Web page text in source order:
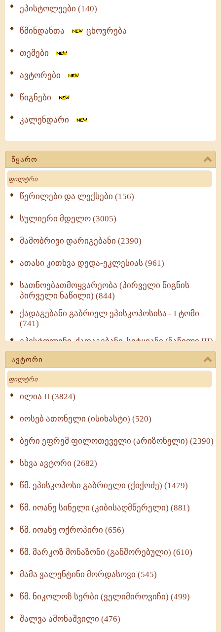
ეპისტოლეები (140)
წმინდანთა ცხოვრება
თემები
ავტორები
წიგნები
კალენდარი
წყარო
Search
წერილები და ლექსები (156)
სულიერი მდელო (3005)
მამობრივი დარიგებანი (2390)
ათასი კითხვა დედა-ეკლესიას (961)
სათნოებათმოყვარეობა (პირველი წიგნის
პირველი ნაწილი) (844)
ქადაგებანი გაბრიელ ეპისკოპოსისა - I ტომი
(741)
ეპისტოლენი, ქადაგებანი, სიტყვანი (ნაწილი III)
(723)
მოძღვრის ძალზე სასარგებლო რჩევები
მრევლისათვის (545)
Wisdomge (514)
ქადაგებანი გაბრიელ ეპისკოპოსისა - II ტომი
სულიერი ცხოვრების სახელმძღვანელო -
ნაწილი II (369)
ავტორი
Search
ილია II (3824)
იოსებ ათონელი (ისიხასტი) (520)
ბერი ეფრემ ფილოთეველი (არიზონელი) (2390)
სხვა ავტორი (2682)
წმ. ეპისკოპოსი გაბრიელი (ქიქოძე) (1479)
წმ. იოანე სინელი (კიბისაღმწერელი) (881)
წმ. იოანე ოქროპირი (656)
წმ. მარკოზ მონაზონი (განშორებული) (610)
მამა ვალენტინი მორდასოვი (545)
წმ. ნიკოლოზ სერბი (ველიმიროვიჩი) (499)
შალვა ამონაშვილი (476)